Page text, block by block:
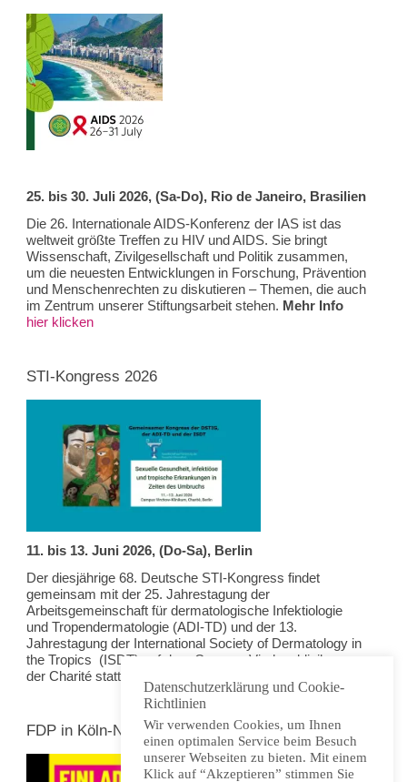
25. bis 30. Juli 2026, (Sa-Do), Rio de Janeiro, Brasilien
Die 26. Internationale AIDS-Konferenz der IAS ist das
weltweit größte Treffen zu HIV und AIDS. Sie bringt
Wissenschaft, Zivilgesellschaft und Politik zusammen,
um die neuesten Entwicklungen in Forschung, Prävention
und Menschenrechten zu diskutieren – Themen, die auch
im Zentrum unserer Stiftungsarbeit stehen. Mehr Info
hier klicken
STI-Kongress 2026
11. bis 13. Juni 2026, (Do-Sa), Berlin
Der diesjährige 68. Deutsche STI-Kongress findet
gemeinsam mit der 25. Jahrestagung der
Arbeitsgemeinschaft für dermatologische Infektiologie
und Tropendermatologie (ADI-TD) und der 13.
Jahrestagung der International Society of Dermatology in
the Tropics (ISDT) auf dem Campus Virchowklinikum
der Charité statt. Programm und mehr finden sich
FDP in Köln-Nippes zur Sexarbeit
Datenschutzerklärung und Cookie-
Richtlinien
Wir verwenden Cookies, um Ihnen
einen optimalen Service beim Besuch
unserer Webseiten zu bieten. Mit einem
Klick auf “Akzeptieren” stimmen Sie